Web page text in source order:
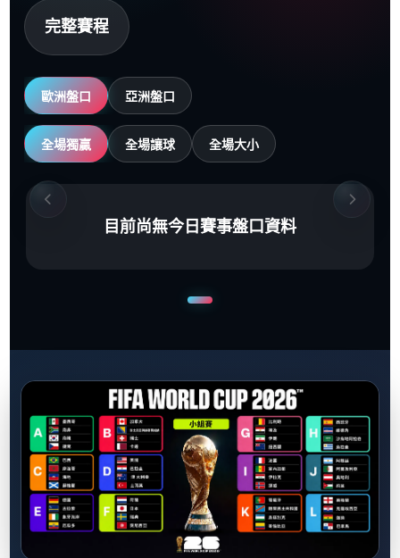
完整賽程
歐洲盤口 亞洲盤口
全場獨贏 全場讓球 全場大小
目前尚無今日賽事盤口資料